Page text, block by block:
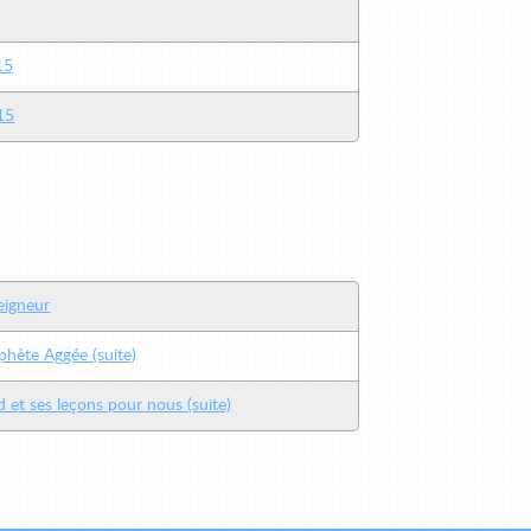
Aggée (suite)
et ses leçons pour nous (suite)